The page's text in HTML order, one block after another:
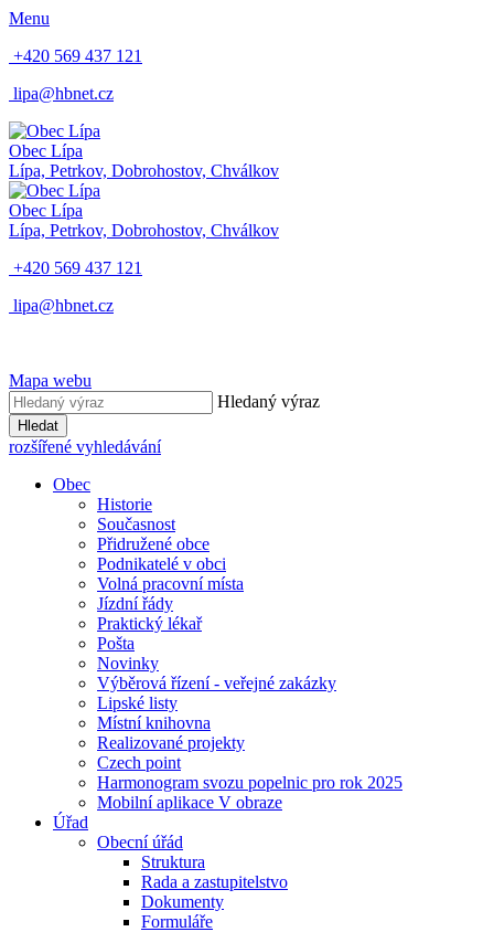
Menu
+420 569 437 121
lipa@hbnet.cz
Obec Lípa
Lípa, Petrkov, Dobrohostov, Chválkov
Obec Lípa
Lípa, Petrkov, Dobrohostov, Chválkov
+420 569 437 121
lipa@hbnet.cz
Mapa webu
Hledaný výraz
Hledat
rozšířené vyhledávání
Obec
Historie
Současnost
Přidružené obce
Podnikatelé v obci
Volná pracovní místa
Jízdní řády
Praktický lékař
Pošta
Novinky
Výběrová řízení - veřejné zakázky
Lipské listy
Místní knihovna
Realizované projekty
Czech point
Harmonogram svozu popelnic pro rok 2025
Mobilní aplikace V obraze
Úřad
Obecní úřád
Struktura
Rada a zastupitelstvo
Dokumenty
Formuláře